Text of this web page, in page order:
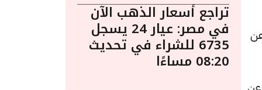
5 جنيهات عن
تراجع أسعار الذهب الآن
في مصر: عيار 24 يسجل
6735 للشراء في تحديث
08:20 مساءًا